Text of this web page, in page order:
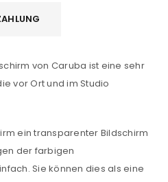
von Caruba ist eine sehr
vor Ort und im Studio
ein transparenter Bildschirm
der farbigen
Sie können dies als eine